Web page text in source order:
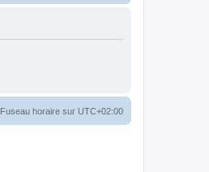
Fuseau horaire sur UTC+02:00